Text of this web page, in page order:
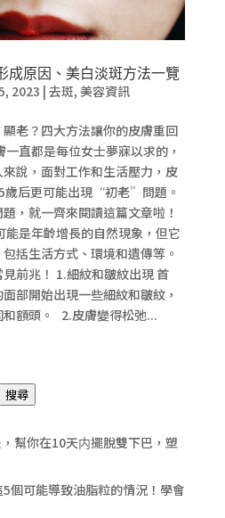
成原因、美白淡斑方法一覽
2023 | 去斑, 美容資訊
顯老？四大方法讓你的皮膚重回
直都是每位女士夢寐以求的，
說，面對工作和生活壓力，皮
歲后更可能出現“初老”問題。
，就一齊來閱讀這篇文章啦！
能是年齡增長的自然現象，但它
括生活方式、環境和遺傳等。
前兆！ 1.細紋和皺紋出現 首
部開始出現一些細紋和皺紋，
額頭。 2.皮膚變得松弛...
搜尋
幫你在10天内擺脫雙下巴，塑
個可能導致油脂粒的情況！學會